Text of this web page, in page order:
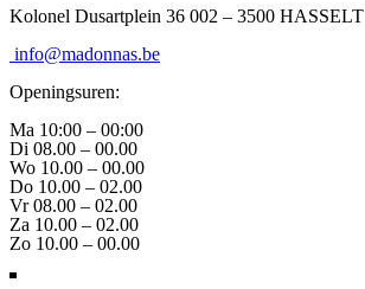
Kolonel Dusartplein 36 002 – 3500 HASSELT
info@madonnas.be
Openingsuren:
Ma 10:00 – 00:00
Di 08.00 – 00.00
Wo 10.00 – 00.00
Do 10.00 – 02.00
Vr 08.00 – 02.00
Za 10.00 – 02.00
Zo 10.00 – 00.00